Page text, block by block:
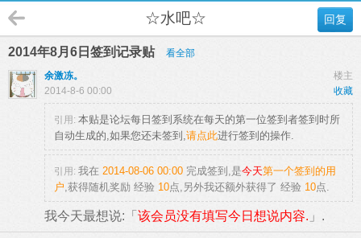
回复
☆水吧☆
2014年8月6日签到记录贴
看全部
楼主
余激冻。
收藏
2014-8-6 00:00
引用: 本贴是论坛每日签到系统在每天的第一位签到者签到时所
自动生成的,如果您还未签到,请点此进行签到的操作.
引用: 我在 2014-08-06 00:00 完成签到,是今天第一个签到的用
户,获得随机奖励 经验 10点,另外我还额外获得了 经验 10点.
我今天最想说:「 该会员没有填写今日想说内容. 」.